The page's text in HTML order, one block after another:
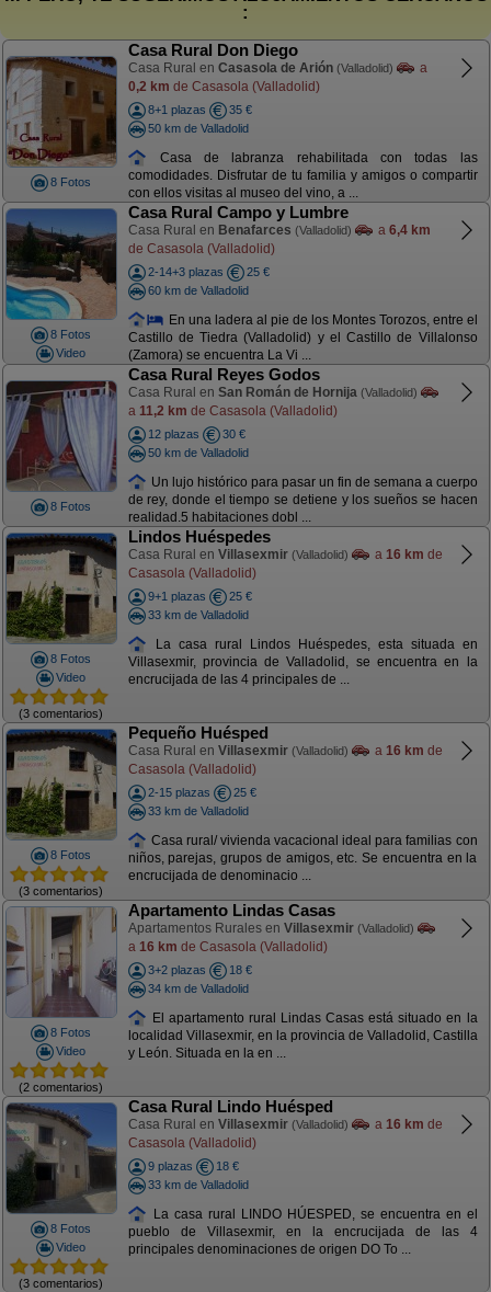
:
8 Fotos
Casa Rural Don Diego
Casa Rural en Casasola de Arión (Valladolid)
a
0,2 km de Casasola (Valladolid)
8+1 plazas
35 €
50 km de Valladolid
Casa de labranza rehabilitada con todas las
comodidades. Disfrutar de tu familia y amigos o compartir
con ellos visitas al museo del vino, a ...
8 Fotos
Video
Casa Rural Campo y Lumbre
Casa Rural en Benafarces (Valladolid) a 6,4 km
de Casasola (Valladolid)
2-14+3 plazas
25 €
60 km de Valladolid
En una ladera al pie de los Montes Torozos, entre el
Castillo de Tiedra (Valladolid) y el Castillo de Villalonso
(Zamora) se encuentra La Vi ...
8 Fotos
Casa Rural Reyes Godos
Casa Rural en San Román de Hornija (Valladolid)
a 11,2 km de Casasola (Valladolid)
12 plazas
30 €
50 km de Valladolid
Un lujo histórico para pasar un fin de semana a cuerpo
de rey, donde el tiempo se detiene y los sueños se hacen
realidad.5 habitaciones dobl ...
8 Fotos
Video
(3 comentarios)
Lindos Huéspedes
Casa Rural en Villasexmir (Valladolid) a 16 km de
Casasola (Valladolid)
9+1 plazas
25 €
33 km de Valladolid
La casa rural Lindos Huéspedes, esta situada en
Villasexmir, provincia de Valladolid, se encuentra en la
encrucijada de las 4 principales de ...
8 Fotos
(3 comentarios)
Pequeño Huésped
Casa Rural en Villasexmir (Valladolid) a 16 km de
Casasola (Valladolid)
2-15 plazas
25 €
33 km de Valladolid
Casa rural/ vivienda vacacional ideal para familias con
niños, parejas, grupos de amigos, etc. Se encuentra en la
encrucijada de denominacio ...
8 Fotos
Video
(2 comentarios)
Apartamento Lindas Casas
Apartamentos Rurales en Villasexmir (Valladolid)
a 16 km de Casasola (Valladolid)
3+2 plazas
18 €
34 km de Valladolid
El apartamento rural Lindas Casas está situado en la
localidad Villasexmir, en la provincia de Valladolid, Castilla
y León. Situada en la en ...
8 Fotos
Video
(3 comentarios)
Casa Rural Lindo Huésped
Casa Rural en Villasexmir (Valladolid) a 16 km de
Casasola (Valladolid)
9 plazas
18 €
33 km de Valladolid
La casa rural LINDO HÚESPED, se encuentra en el
pueblo de Villasexmir, en la encrucijada de las 4
principales denominaciones de origen DO To ...